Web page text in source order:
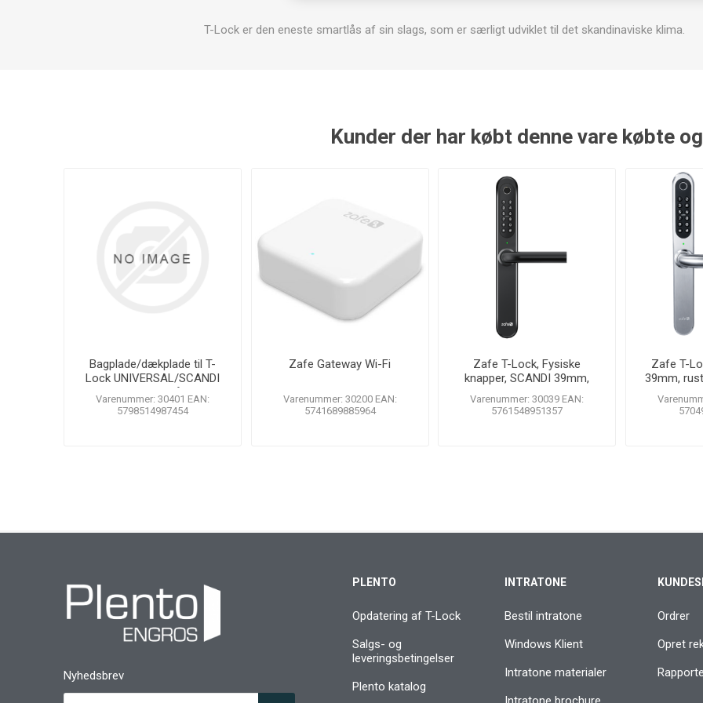
T-Lock er den eneste smartlås af sin slags, som er særligt udviklet til det skandinaviske klima.
Kunder der har købt denne vare købte
Bagplade/dækplade til T-
Lock UNIVERSAL/SCANDI
39mm, rustfrit stål, 2 stk.
Varenummer: 30401 EAN:
5798514987454
Zafe Gateway Wi-Fi
Varenummer: 30200 EAN:
5741689885964
Zafe T-Lock, Fysiske
knapper, SCANDI 39mm,
sort
Varenummer: 30039 EAN:
5761548951357
Zafe T-
39mm,
Nyhedsbrev
PLENTO
Opdatering af T-Lock
Salgs- og
leveringsbetingelser
Plento katalog
INTRATONE
Bestil intratone
Windows Klient
Intratone materialer
Ordrer
Opret